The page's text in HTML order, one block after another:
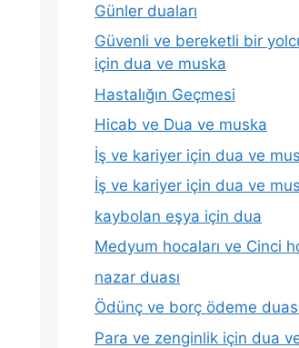
Günler duaları
Güvenli ve bereketli bir
için dua ve muska
Hastalığın Geçmesi
Hicab ve Dua ve muska
İş ve kariyer için dua ve
İş ve kariyer için dua ve
kaybolan eşya için dua
Medyum hocaları ve Cinci
nazar duası
Ödünç ve borç ödeme
Para ve zenginlik için dua